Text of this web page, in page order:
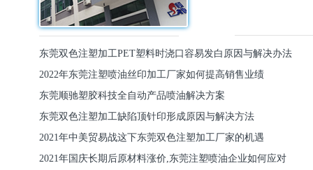
东莞双色注塑加工PET塑料时浇口容易发白原因与解决办法
2022年东莞注塑喷油丝印加工厂家如何提高销售业绩
东莞顺驰塑胶科技全自动产品喷油解决方案
东莞双色注塑加工缺陷顶针印形成原因与解决方法
2021年中美贸易战这下东莞双色注塑加工厂家的机遇
2021年国庆长期后原材料涨价,东莞注塑喷油企业如何应对